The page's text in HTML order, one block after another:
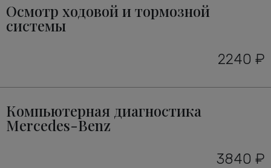
Осмотр ходовой и тормозной
системы
2240 ₽
Компьютерная диагностика
Mercedes-Benz
3840 ₽